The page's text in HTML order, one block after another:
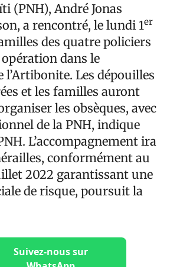
(PNH), André Jonas
a rencontré, le lundi 1er
des quatre policiers
dans le
l’Artibonite. Les dépouilles
et les familles auront
les obsèques, avec
de la PNH, indique
L’accompagnement ira
conformément au
2022 garantissant une
de risque, poursuit la
Suivez-nous sur